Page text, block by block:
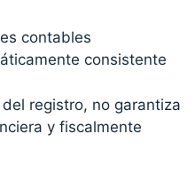
contables
consistente
registro, no garantiza
y fiscalmente